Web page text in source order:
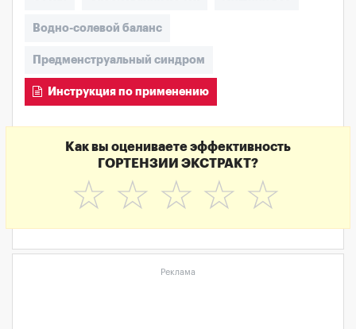
Водно-солевой баланс
Предменструальный синдром
Инструкция по применению
Как вы оцениваете эффективность
ГОРТЕНЗИИ ЭКСТРАКТ?
☆
☆
☆
☆
☆
Реклама